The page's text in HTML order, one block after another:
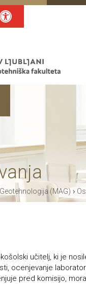
Geotehnologija (MAG) ›
učitelj, ki je
ocenjevanje
pred komisijo,